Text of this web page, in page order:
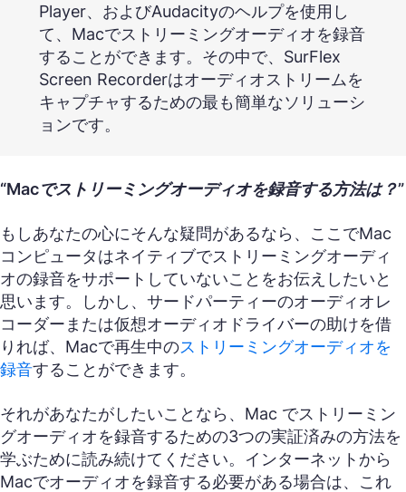
Player、およびAudacityのヘルプを使用し
て、Macでストリーミングオーディオを録音
することができます。その中で、SurFlex
Screen Recorderはオーディオストリームを
キャプチャするための最も簡単なソリューシ
ョンです。
“Macでストリーミングオーディオを録音する方法は？”
もしあなたの心にそんな疑問があるなら、ここでMac
コンピュータはネイティブでストリーミングオーディ
オの録音をサポートしていないことをお伝えしたいと
思います。しかし、サードパーティーのオーディオレ
コーダーまたは仮想オーディオドライバーの助けを借
りれば、Macで再生中のストリーミングオーディオを
録音することができます。
それがあなたがしたいことなら、Mac でストリーミン
グオーディオを録音するための3つの実証済みの方法を
学ぶために読み続けてください。インターネットから
Macでオーディオを録音する必要がある場合は、これ